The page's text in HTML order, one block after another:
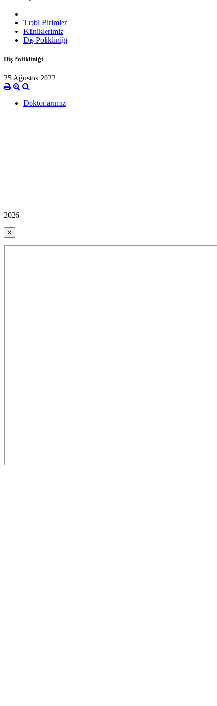
Tıbbi Birimler
Kliniklerimiz
Diş Polikliniği
Diş Polikliniği
25 Ağustos 2022
Doktorlarımız
2026
×